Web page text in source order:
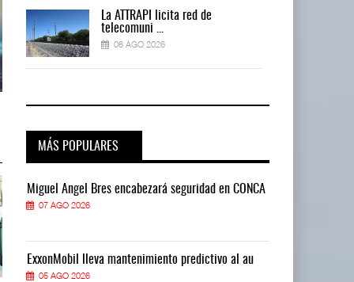
AMANAC, treinta y nueve años
05 AGO 2026
AMANAC, treinta y nueve años
La ATTRAPI licita red de
telecomuni ...
06 AGO 2026
MÁS POPULARES
Miguel Ángel Bres encabezará seguridad en CONCA
07 AGO 2026
ExxonMobil lleva mantenimiento predictivo al au
05 AGO 2026